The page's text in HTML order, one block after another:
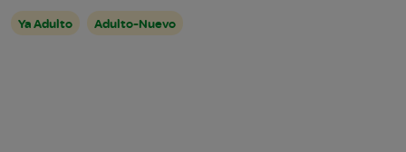
Ya Adulto Adulto-Nuevo